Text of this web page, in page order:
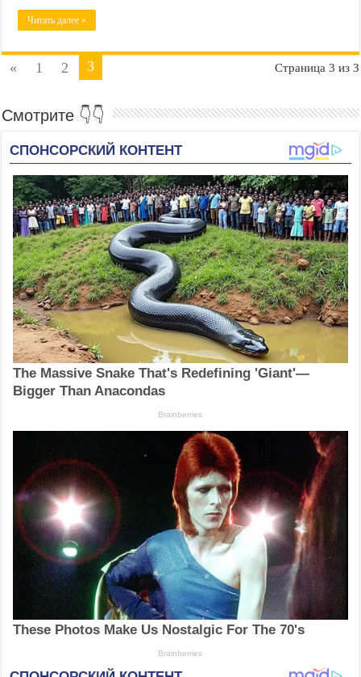
Читать далее »
Страница 3 из 3
« 1 2 3
Смотрите 👇👇